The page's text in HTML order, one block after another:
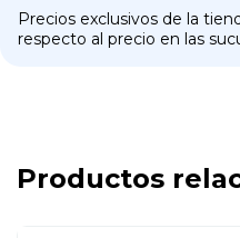
Precios exclusivos de la
respecto al precio en las
Productos